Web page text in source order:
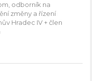
odborník na
změny a řízení
Hradec IV + člen